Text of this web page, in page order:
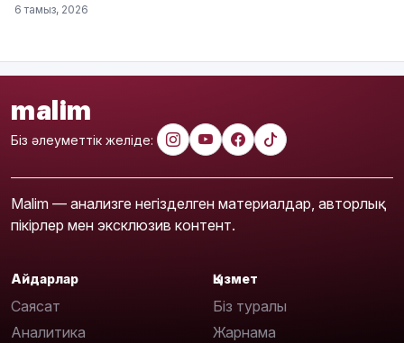
6 тамыз, 2026
malim
Біз әлеуметтік желіде:
Malim — анализге негізделген материалдар, авторлық
пікірлер мен эксклюзив контент.
Айдарлар
Саясат
Аналитика
Қызмет
Біз туралы
Жарнама